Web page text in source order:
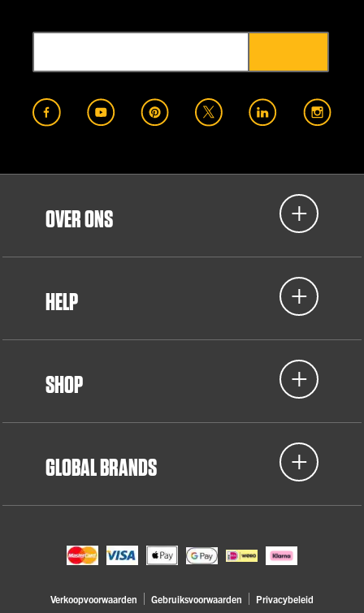
OVER ONS
HELP
SHOP
GLOBAL BRANDS
Verkoopvoorwaarden Gebruiksvoorwaarden Privacybeleid